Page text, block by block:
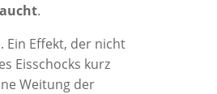
.
Ein Effekt, der nicht
Eisschocks kurz
Weitung der